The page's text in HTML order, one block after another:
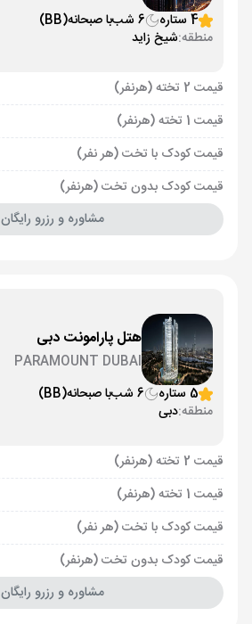
4 ستاره
6 شب با صبحانه(BB)
منطقه:شیخ زاید
قیمت 2 تخته (هرنفر)
قیمت 1 تخته (هرنفر)
قیمت کودک با تخت (هر نفر)
قیمت کودک بدون تخت (هرنفر)
مشاوره و رزرو رایگان
هتل پارامونت دبی
PARAMOUNT DUBAI
5 ستاره
6 شب با صبحانه(BB)
منطقه:دبی
قیمت 2 تخته (هرنفر)
قیمت 1 تخته (هرنفر)
قیمت کودک با تخت (هر نفر)
قیمت کودک بدون تخت (هرنفر)
مشاوره و رزرو رایگان